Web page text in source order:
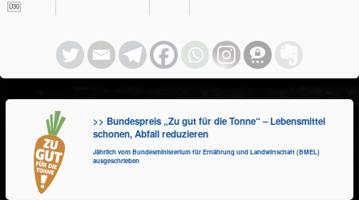
Ü30
>> Bundespreis „Zu gut für die Tonne“ – Lebensmittel
schonen, Abfall reduzieren
Jährlich vom Bundesministerium für Ernährung und Landwirtschaft (BMEL)
ausgeschrieben